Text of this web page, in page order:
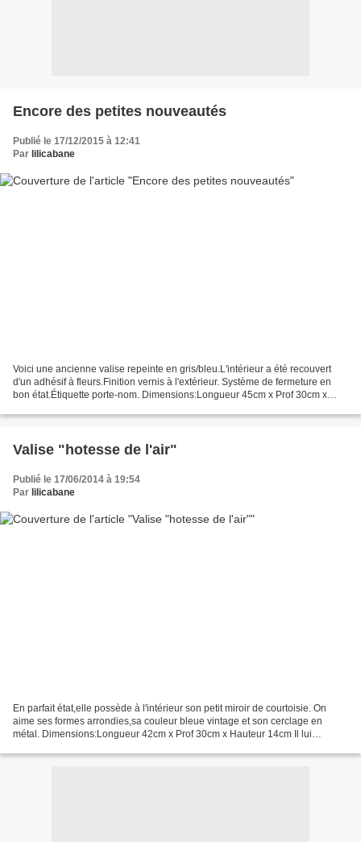
Encore des petites nouveautés
Publié le 17/12/2015 à 12:41
Par lilicabane
Voici une ancienne valise repeinte en gris/bleu.L'intérieur a été recouvert
d'un adhésif à fleurs.Finition vernis à l'extérieur. Système de fermeture en
bon état.Étiquette porte-nom. Dimensions:Longueur 45cm x Prof 30cm x
Valise "hotesse de l'air"
Publié le 17/06/2014 à 19:54
Par lilicabane
En parfait état,elle possède à l'intérieur son petit miroir de courtoisie. On
aime ses formes arrondies,sa couleur bleue vintage et son cerclage en
métal. Dimensions:Longueur 42cm x Prof 30cm x Hauteur 14cm Il lui